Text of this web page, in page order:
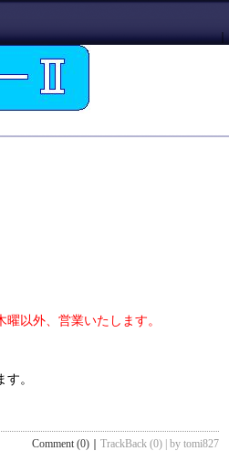
｜
以外、営業いたします。
。
Comment (0)
TrackBack (0) | by tomi827